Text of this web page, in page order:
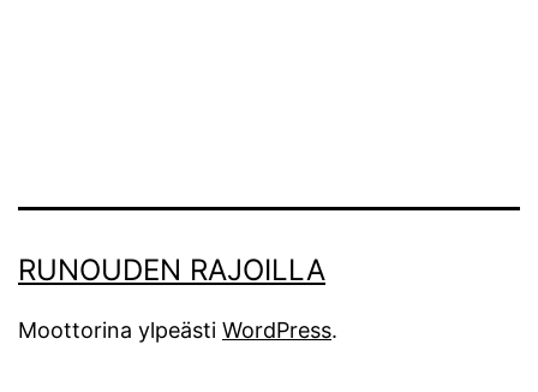
RUNOUDEN RAJOILLA
Moottorina ylpeästi WordPress.